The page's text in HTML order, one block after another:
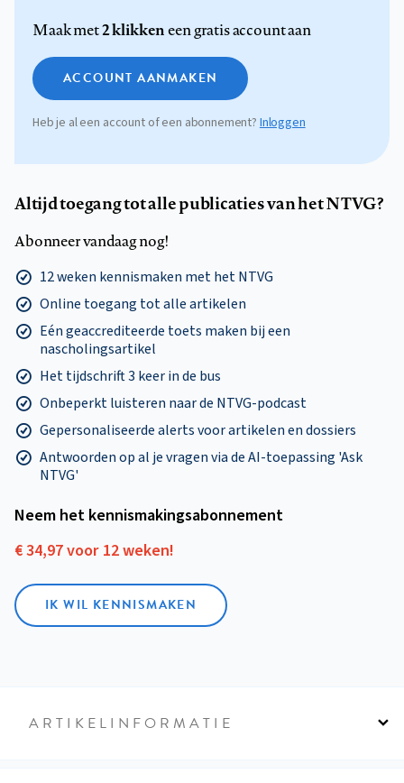
Maak met2 klikkeneen gratis account aan
ACCOUNT AANMAKEN
Heb je al een account of een abonnement? Inloggen
Altijd toegang tot alle publicaties van het NTVG?
Abonneer vandaag nog!
12 weken kennismaken met het NTVG
Online toegang tot alle artikelen
Eén geaccrediteerde toets maken bij een
nascholingsartikel
Het tijdschrift 3 keer in de bus
Onbeperkt luisteren naar de NTVG-podcast
Gepersonaliseerde alerts voor artikelen en dossiers
Antwoorden op al je vragen via de AI-toepassing 'Ask
NTVG'
Neem het kennismakings­abonnement
€ 34,97 voor 12 weken!
IK WIL KENNISMAKEN
ARTIKELINFORMATIE